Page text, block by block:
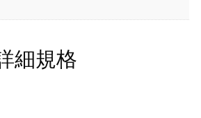
細規格